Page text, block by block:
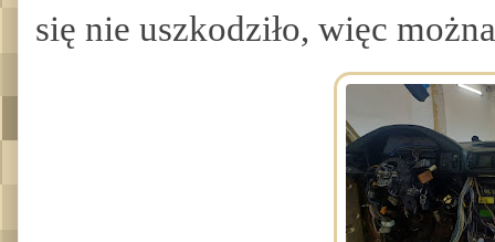
się nie uszkodziło, więc